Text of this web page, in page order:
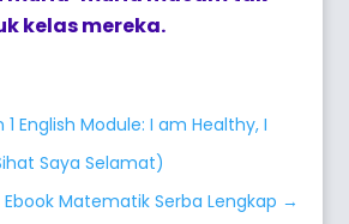
kelas mereka.
1 English Module: I am Healthy, I
Saya Selamat)
Ebook Matematik Serba Lengkap →